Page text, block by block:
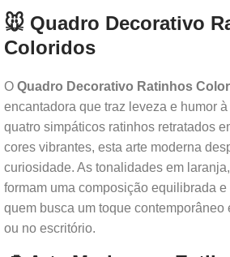
🐭 Quadro Decorativo
Coloridos
O Quadro Decorativo Ratinhos
encantadora que traz leveza e humor
quatro simpáticos ratinhos retratados
cores vibrantes, esta arte moderna
curiosidade. As tonalidades em
formam uma composição equilibrada
quem busca um toque contemporâneo
ou no escritório.